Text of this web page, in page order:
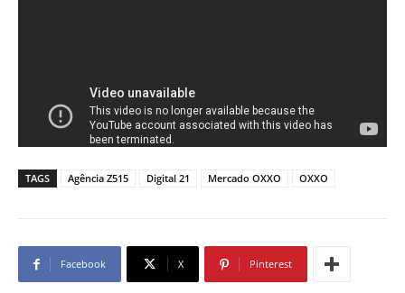
TAGS Agência Z515 Digital 21 Mercado OXXO OXXO
Facebook X Pinterest